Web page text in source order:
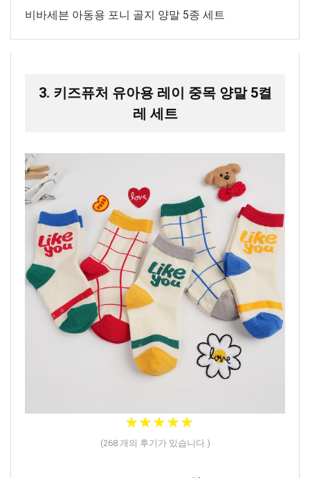
비바세븐 아동용 포니 골지 양말 5종 세트
3. 키즈퓨처 유아용 레이 중목 양말 5켤
레 세트
★★★★★
★★★★★
(268개의 후기가 있습니다.)